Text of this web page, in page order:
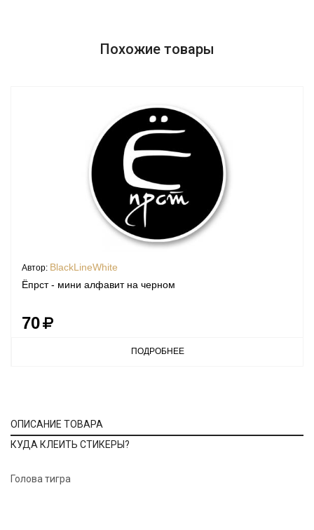
Похожие товары
Автор: BlackLineWhite
Ёпрст - мини алфавит на черном
70
ПОДРОБНЕЕ
ОПИСАНИЕ ТОВАРА
КУДА КЛЕИТЬ СТИКЕРЫ?
Голова тигра